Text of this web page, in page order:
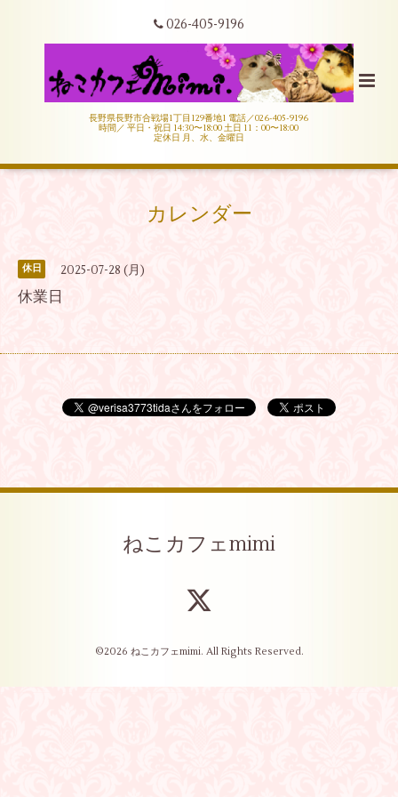
026-405-9196
長野県長野市合戦場1丁目129番地1 電話／026-405-9196
時間／ 平日・祝日 14:30〜18:00 土日 11：00〜18:00
定休日 月、水、金曜日
カレンダー
休日 2025-07-28 (月)
休業日
ねこカフェmimi
©2026 ねこカフェmimi. All Rights Reserved.